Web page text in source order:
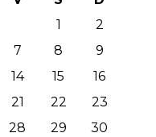
1
2
7 8
9
14 15
16
21 22
23
28 29
30